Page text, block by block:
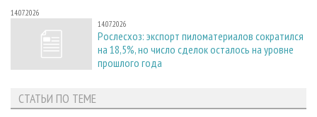
14.07.2026
14.07.2026
Рослесхоз: экспорт пиломатериалов сократился
на 18,5%, но число сделок осталось на уровне
прошлого года
СТАТЬИ ПО ТЕМЕ